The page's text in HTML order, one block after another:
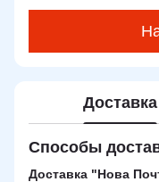
Доставка
Способы
Доставка "Нова